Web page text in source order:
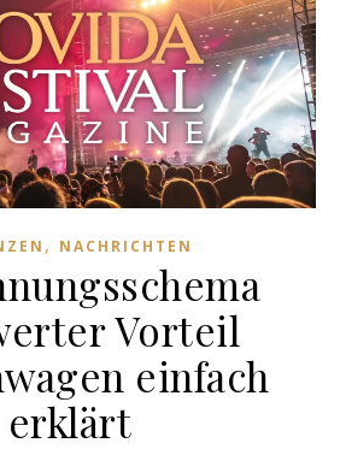
, NACHRICHTEN
Vorteil
einfach
erklärt